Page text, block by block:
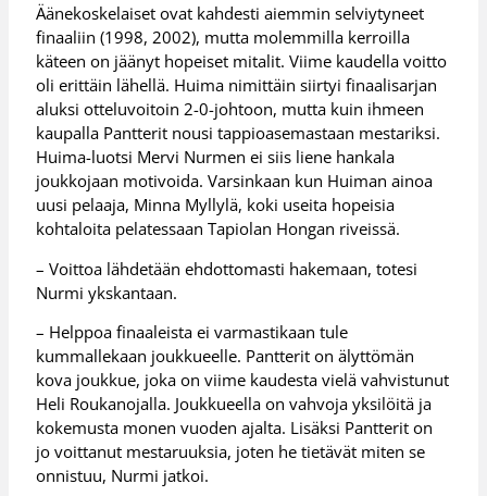
Äänekoskelaiset ovat kahdesti aiemmin selviytyneet
finaaliin (1998, 2002), mutta molemmilla kerroilla
käteen on jäänyt hopeiset mitalit. Viime kaudella voitto
oli erittäin lähellä. Huima nimittäin siirtyi finaalisarjan
aluksi otteluvoitoin 2-0-johtoon, mutta kuin ihmeen
kaupalla Pantterit nousi tappioasemastaan mestariksi.
Huima-luotsi Mervi Nurmen ei siis liene hankala
joukkojaan motivoida. Varsinkaan kun Huiman ainoa
uusi pelaaja, Minna Myllylä, koki useita hopeisia
kohtaloita pelatessaan Tapiolan Hongan riveissä.
– Voittoa lähdetään ehdottomasti hakemaan, totesi
Nurmi ykskantaan.
– Helppoa finaaleista ei varmastikaan tule
kummallekaan joukkueelle. Pantterit on älyttömän
kova joukkue, joka on viime kaudesta vielä vahvistunut
Heli Roukanojalla. Joukkueella on vahvoja yksilöitä ja
kokemusta monen vuoden ajalta. Lisäksi Pantterit on
jo voittanut mestaruuksia, joten he tietävät miten se
onnistuu, Nurmi jatkoi.